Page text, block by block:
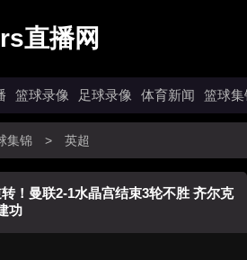
直播网
篮球录像 足球录像 体育新闻 篮球集
集锦 > 英超
！曼联2-1水晶宫结束3轮不胜 齐尔克
功